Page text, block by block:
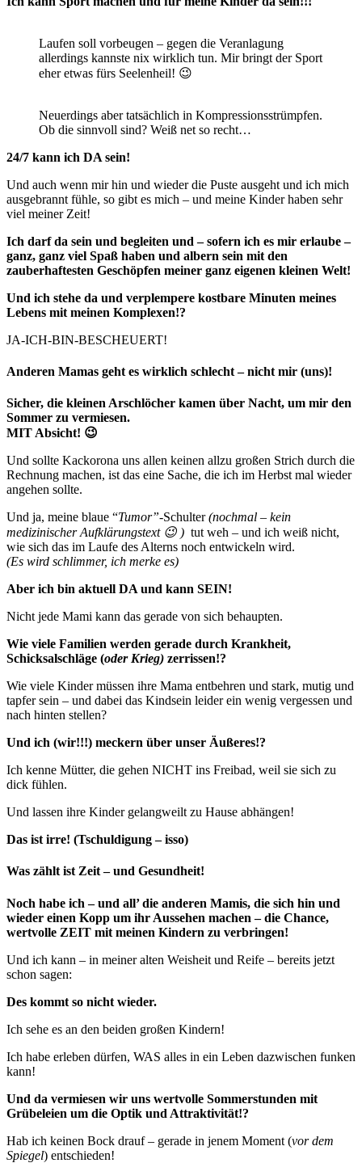
Laufen soll vorbeugen – gegen die Veranlagung
allerdings kannste nix wirklich tun. Mir bringt der Sport
eher etwas fürs Seelenheil! 😉
Neuerdings aber tatsächlich in Kompressionsstrümpfen.
Ob die sinnvoll sind? Weiß net so recht…
24/7 kann ich DA sein!
Und auch wenn mir hin und wieder die Puste ausgeht und ich mich
ausgebrannt fühle, so gibt es mich – und meine Kinder haben sehr
viel meiner Zeit!
Ich darf da sein und begleiten und – sofern ich es mir erlaube –
ganz, ganz viel Spaß haben und albern sein mit den
zauberhaftesten Geschöpfen meiner ganz eigenen kleinen Welt!
Und ich stehe da und verplempere kostbare Minuten meines
Lebens mit meinen Komplexen!?
JA-ICH-BIN-BESCHEUERT!
Anderen Mamas geht es wirklich schlecht – nicht mir (uns)!
Sicher, die kleinen Arschlöcher kamen über Nacht, um mir den
Sommer zu vermiesen.
MIT Absicht! 😉
Und sollte Kackorona uns allen keinen allzu großen Strich durch die
Rechnung machen, ist das eine Sache, die ich im Herbst mal wieder
angehen sollte.
Und ja, meine blaue “Tumor”-Schulter(nochmal – kein
medizinischer Aufklärungstext 😉 ) tut weh – und ich weiß nicht,
wie sich das im Laufe des Alterns noch entwickeln wird.
(Es wird schlimmer, ich merke es)
Aber ich bin aktuell DA und kann SEIN!
Nicht jede Mami kann das gerade von sich behaupten.
Wie viele Familien werden gerade durch Krankheit,
Schicksalschläge (oder Krieg) zerrissen!?
Wie viele Kinder müssen ihre Mama entbehren und stark, mutig und
tapfer sein – und dabei das Kindsein leider ein wenig vergessen und
nach hinten stellen?
Und ich (wir!!!) meckern über unser Äußeres!?
Ich kenne Mütter, die gehen NICHT ins Freibad, weil sie sich zu
dick fühlen.
Und lassen ihre Kinder gelangweilt zu Hause abhängen!
Das ist irre! (Tschuldigung – isso)
Was zählt ist Zeit – und Gesundheit!
Noch habe ich – und all’ die anderen Mamis, die sich hin und
wieder einen Kopp um ihr Aussehen machen – die Chance,
wertvolle ZEIT mit meinen Kindern zu verbringen!
Und ich kann – in meiner alten Weisheit und Reife – bereits jetzt
schon sagen:
Des kommt so nicht wieder.
Ich sehe es an den beiden großen Kindern!
Ich habe erleben dürfen, WAS alles in ein Leben dazwischen funken
kann!
Und da vermiesen wir uns wertvolle Sommerstunden mit
Grübeleien um die Optik und Attraktivität!?
Hab ich keinen Bock drauf – gerade in jenem Moment (vor dem
Spiegel) entschieden!